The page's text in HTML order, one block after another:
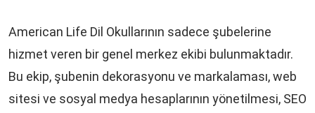
American Life Dil Okullarının sadece şubelerine
hizmet veren bir genel merkez ekibi bulunmaktadır.
Bu ekip, şubenin dekorasyonu ve markalaması, web
sitesi ve sosyal medya hesaplarının yönetilmesi, SEO